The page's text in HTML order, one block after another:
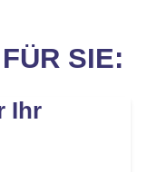
SIE:
Ihr